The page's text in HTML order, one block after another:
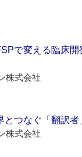
で変える臨床
株式会社
とつなぐ「翻訳
株式会社